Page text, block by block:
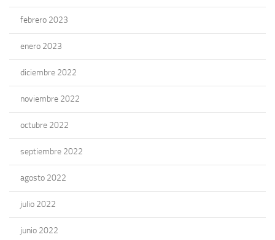
febrero 2023
enero 2023
diciembre 2022
noviembre 2022
octubre 2022
septiembre 2022
agosto 2022
julio 2022
junio 2022